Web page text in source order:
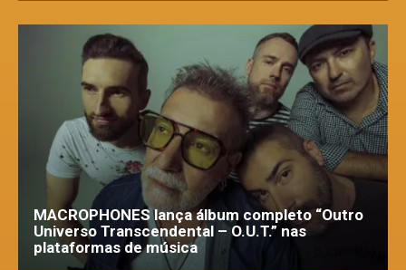
MACROPHONES lança álbum completo “Outro
Universo Transcendental – O.U.T.” nas
plataformas de música